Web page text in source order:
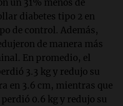
un 31% menos de
diabetes tipo 2 en
de control. Además,
de manera más
En promedio, el
3.3 kg y redujo su
en 3.6 cm, mientras que
0.6 kg y redujo su